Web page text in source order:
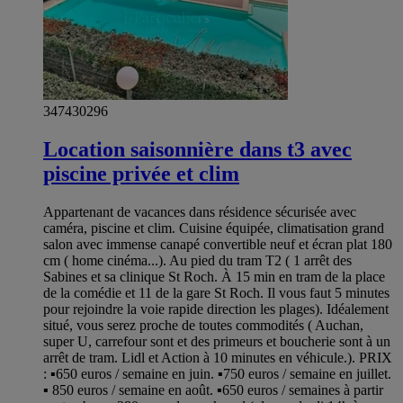
347430296
Location saisonnière dans t3 avec
piscine privée et clim
Appartenant de vacances dans résidence sécurisée avec
caméra, piscine et clim. Cuisine équipée, climatisation grand
salon avec immense canapé convertible neuf et écran plat 180
cm ( home cinéma...). Au pied du tram T2 ( 1 arrêt des
Sabines et sa clinique St Roch. À 15 min en tram de la place
de la comédie et 11 de la gare St Roch. Il vous faut 5 minutes
pour rejoindre la voie rapide direction les plages). Idéalement
situé, vous serez proche de toutes commodités ( Auchan,
super U, carrefour sont et des primeurs et boucherie sont à un
arrêt de tram. Lidl et Action à 10 minutes en véhicule.). PRIX
: ▪︎650 euros / semaine en juin. ▪︎750 euros / semaine en juillet.
▪︎ 850 euros / semaine en août. ▪︎650 euros / semaines à partir